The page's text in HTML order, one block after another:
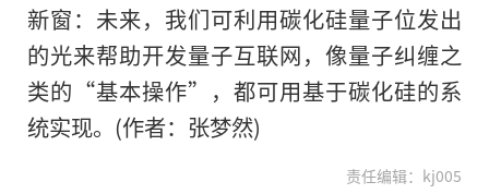
新窗：未来，我们可利用碳化硅量子位发出
的光来帮助开发量子互联网，像量子纠缠之
类的“基本操作”，都可用基于碳化硅的系
统实现。(作者：张梦然)
责任编辑：kj005